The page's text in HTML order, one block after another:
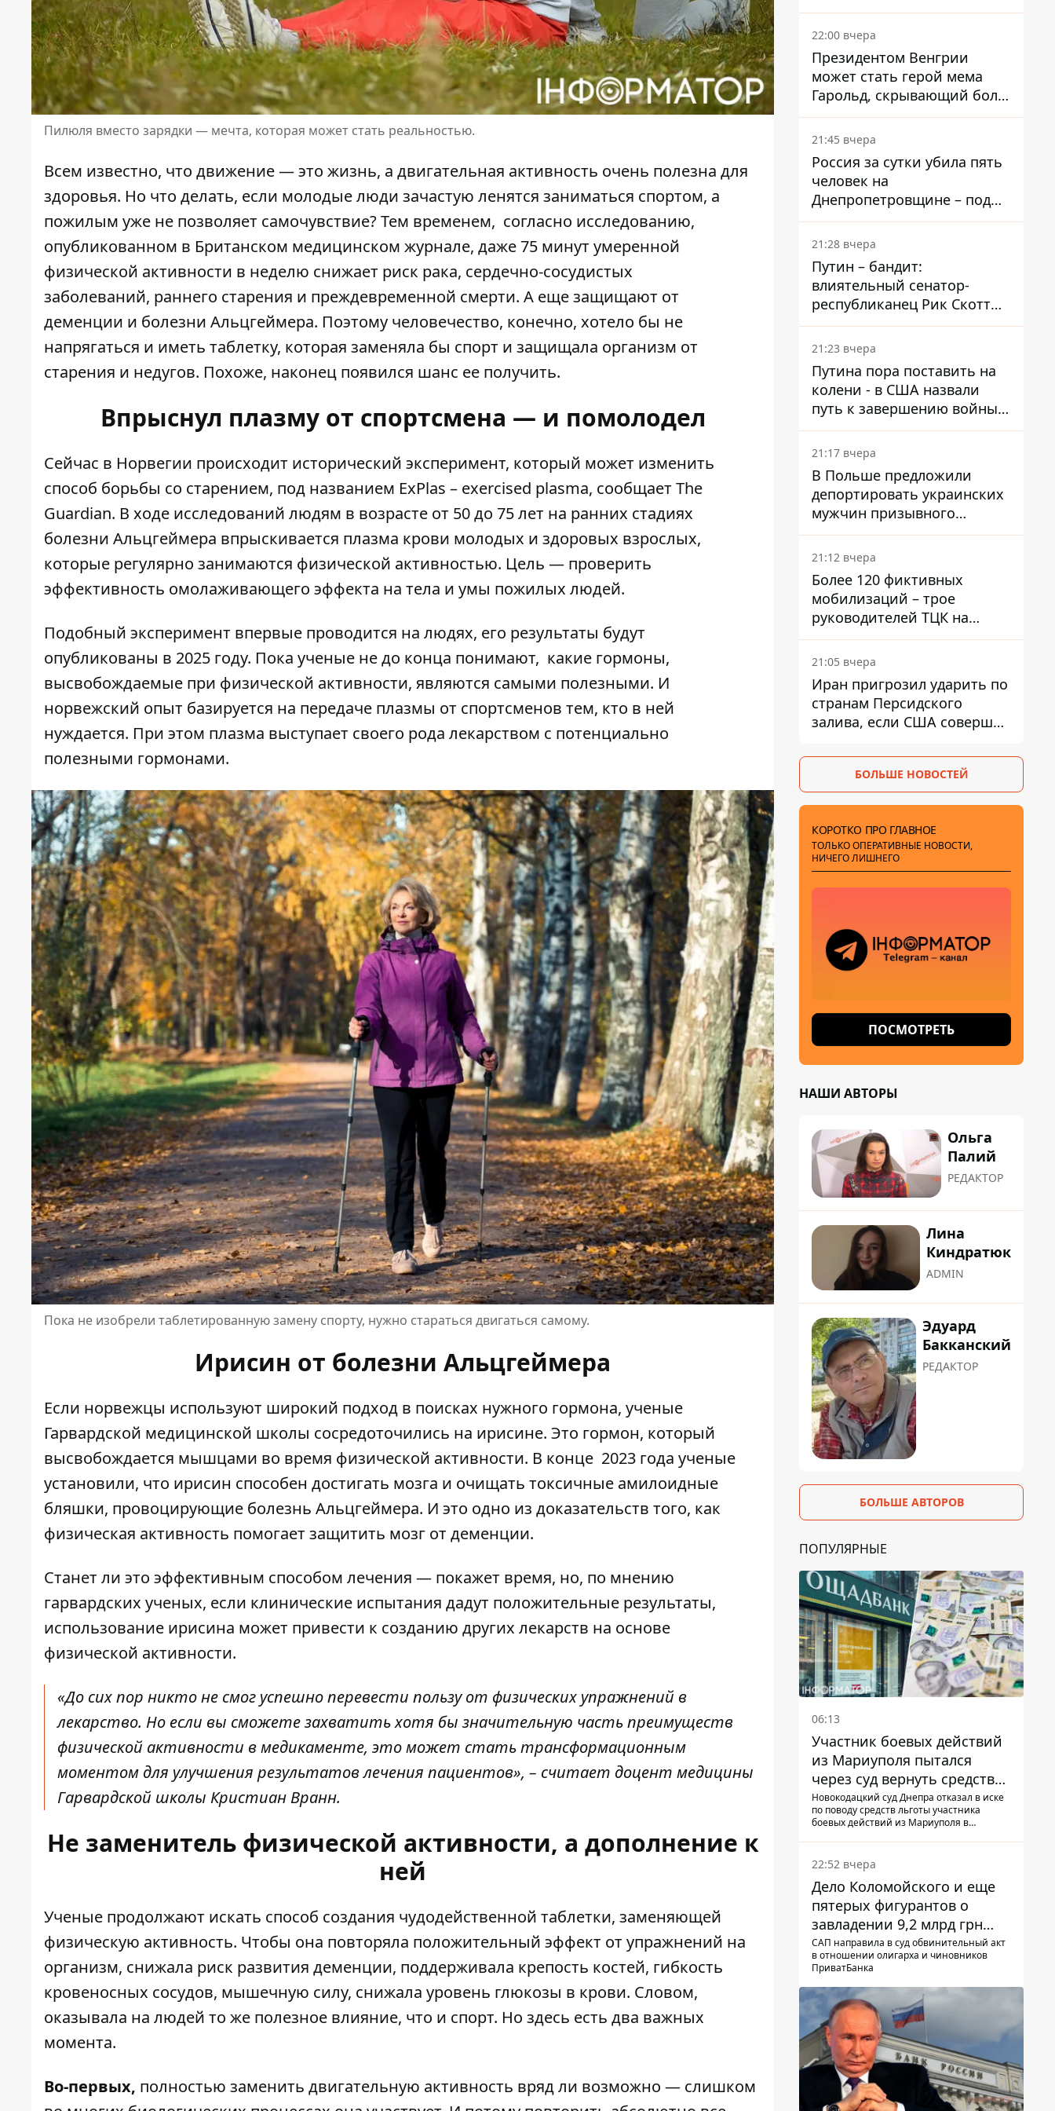
Пилюля вместо зарядки — мечта, которая может стать реальностью.
Всем известно, что движение — это жизнь, а двигательная активность очень полезна для
здоровья. Но что делать, если молодые люди зачастую ленятся заниматься спортом, а
пожилым уже не позволяет самочувствие?Тем временем, согласно исследованию,
опубликованном в Британском медицинском журнале, даже 75 минут умеренной
физической активности в неделю снижает риск рака, сердечно-сосудистых
заболеваний, раннего старения и преждевременной смерти. А еще защищают от
деменции и болезни Альцгеймера. Поэтому человечество, конечно, хотело бы не
напрягаться и иметь таблетку, которая заменяла бы спорт и защищала организм от
старения и недугов. Похоже, наконец появился шанс ее получить.
Впрыснул плазму от спортсмена — и помолодел
Сейчас в Норвегии происходит исторический эксперимент, который может изменить
способ борьбы со старением, под названием ExPlas – exercised plasma, сообщает The
Guardian. В ходе исследований людям в возрасте от 50 до 75 лет на ранних стадиях
болезни Альцгеймера впрыскивается плазма крови молодых и здоровых взрослых,
которые регулярно занимаются физической активностью. Цель — проверить
эффективность омолаживающего эффекта на тела и умы пожилых людей.
Подобный эксперимент впервые проводится на людях, его результаты будут
опубликованы в 2025 году. Пока ученые не до конца понимают, какие гормоны,
высвобождаемые при физической активности, являются самыми полезными. И
норвежский опыт базируется на передаче плазмы от спортсменов тем, кто в ней
нуждается. При этом плазма выступает своего рода лекарством с потенциально
полезными гормонами.
Пока не изобрели таблетированную замену спорту, нужно стараться двигаться самому.
Ирисин от болезни Альцгеймера
Если норвежцы используют широкий подход в поисках нужного гормона, ученые
Гарвардской медицинской школы сосредоточились на ирисине. Это гормон, который
высвобождается мышцами во время физической активности. В конце 2023 года ученые
установили, что ирисин способен достигать мозга и очищать токсичные амилоидные
бляшки, провоцирующие болезнь Альцгеймера. И это одно из доказательств того, как
физическая активность помогает защитить мозг от деменции.
Станет ли это эффективным способом лечения — покажет время, но, по мнению
гарвардских ученых, если клинические испытания дадут положительные результаты,
использование ирисина может привести к созданию других лекарств на основе
физической активности.
«До сих пор никто не смог успешно перевести пользу от физических упражнений в
лекарство. Но если вы сможете захватить хотя бы значительную часть преимуществ
физической активности в медикаменте, это может стать трансформационным
моментом для улучшения результатов лечения пациентов», – считает доцент медицины
Гарвардской школы Кристиан Вранн.
Не заменитель физической активности, а дополнение к
ней
Ученые продолжают искать способ создания чудодейственной таблетки, заменяющей
физическую активность. Чтобы она повторяла положительный эффект от упражнений на
организм, снижала риск развития деменции, поддерживала крепость костей, гибкость
кровеносных сосудов, мышечную силу, снижала уровень глюкозы в крови. Словом,
оказывала на людей то же полезное влияние, что и спорт. Но здесь есть два важных
момента.
Во-первых, полностью заменить двигательную активность вряд ли возможно — слишком
вкладывает миллионы
22:00 вчера
Президентом Венгрии
может стать герой мема
Гарольд, скрывающий боль
– он возглавил народное
голосование
21:45 вчера
Россия за сутки убила пять
человек на
Днепропетровщине – под
ударами оказались пять
районов области
21:28 вчера
Путин – бандит:
влиятельный сенатор-
республиканец Рик Скотт
призвал Конгресс привлечь
РФ к ответственности за
войну в Украине
21:23 вчера
Путина пора поставить на
колени - в США назвали
путь к завершению войны -
National Security Journal
21:17 вчера
В Польше предложили
депортировать украинских
мужчин призывного
возраста - кого это может
затронуть
21:12 вчера
Более 120 фиктивных
мобилизаций – трое
руководителей ТЦК на
Волыни и Буковине
получили подозрения за
фейковые отчеты
21:05 вчера
Иран пригрозил ударить по
странам Персидского
залива, если США совершат
БОЛЬШЕ НОВОСТЕЙ
КОРОТКО ПРО ГЛАВНОЕ
ТОЛЬКО ОПЕРАТИВНЫЕ НОВОСТИ,
НИЧЕГО ЛИШНЕГО
ПОСМОТРЕТЬ
НАШИ АВТОРЫ
Ольга
Палий
РЕДАКТОР
Лина
Киндратюк
ADMIN
Эдуард
Бакканский
РЕДАКТОР
БОЛЬШЕ АВТОРОВ
ПОПУЛЯРНЫЕ
06:13
Участник боевых действий
из Мариуполя пытался
через суд вернуть средства
субсидии со счета в
Ощадбанке – каким было
Новокодацкий суд Днепра отказал в иске
по поводу средств льготы участника
боевых действий из Мариуполя в
22:52 вчера
Дело Коломойского и еще
пятерых фигурантов о
завладении 9,2 млрд грн
ПриватБанка направили в
суд
САП направила в суд обвинительный акт
в отношении олигарха и чиновников
ПриватБанка